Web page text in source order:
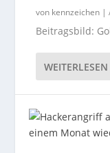
von kennzeichen |
Beitragsbild:
WEITERLESEN